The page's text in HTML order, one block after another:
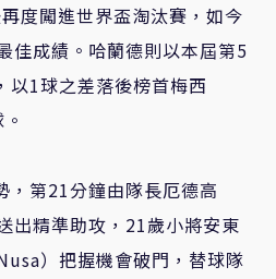
度闖進世界盃淘汰賽，如今
佳成績。哈蘭德則以本屆第5
以1球之差落後榜首梅西
，第21分鐘由隊長厄德高
出精準助攻，21歲小將安東
）把握機會破門，替球隊